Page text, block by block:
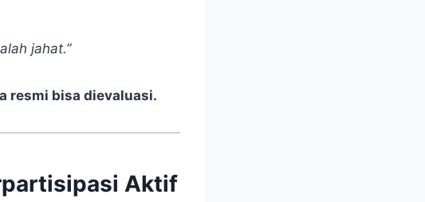
jahat.”
resmi bisa dievaluasi.
Aktif